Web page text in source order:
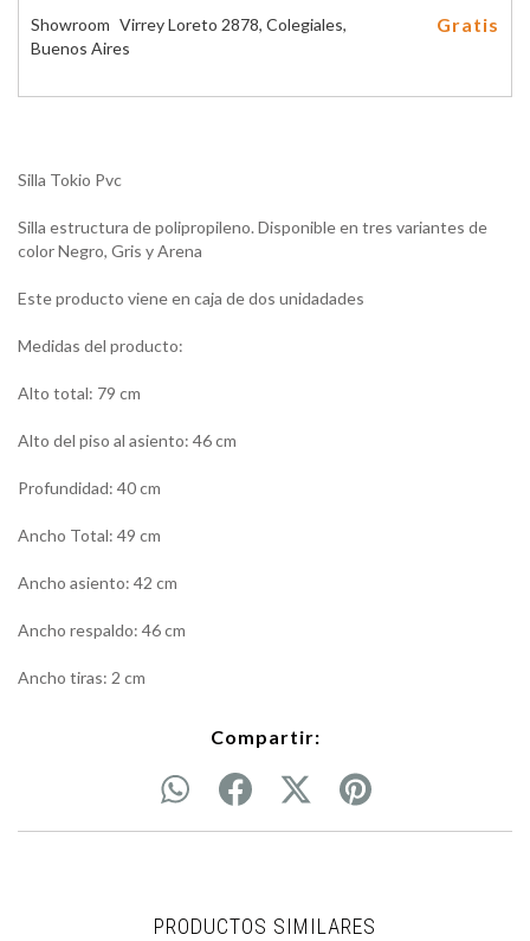
Showroom Virrey Loreto 2878, Colegiales,
Buenos Aires
Gratis
Silla Tokio Pvc
Silla estructura de polipropileno. Disponible en tres variantes de
color Negro, Gris y Arena
Este producto viene en caja de dos unidadades
Medidas del producto:
Alto total: 79 cm
Alto del piso al asiento: 46 cm
Profundidad: 40 cm
Ancho Total: 49 cm
Ancho asiento: 42 cm
Ancho respaldo: 46 cm
Ancho tiras: 2 cm
Compartir:
PRODUCTOS SIMILARES